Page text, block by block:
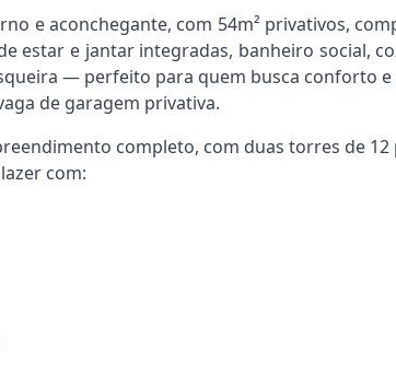
e aconchegante, com 54m² privativos,
estar e jantar integradas, banheiro social,
— perfeito para quem busca conforto e
de garagem privativa.
completo, com duas torres de
com: